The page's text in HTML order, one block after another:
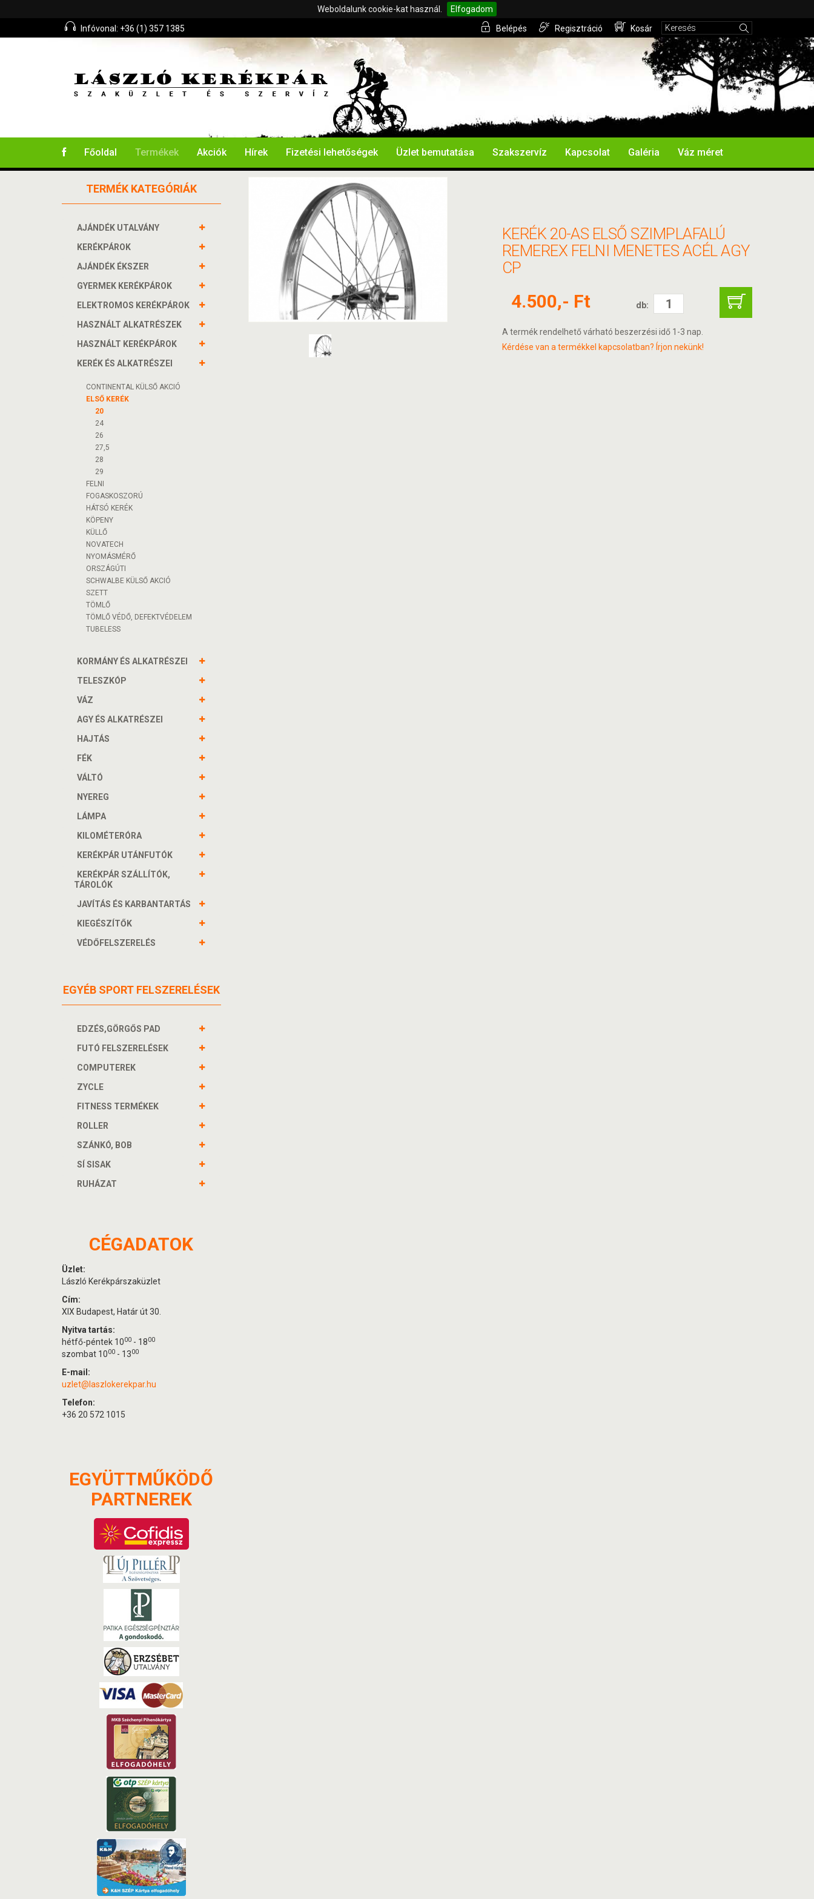
Weboldalunk cookie-kat használ.
Elfogadom
Infóvonal: +36 (1) 357 1385
Belépés Regisztráció Kosár
Főoldal Termékek Akciók Hírek Fizetési lehetőségek Üzlet bemutatása Szakszervíz Kapcsolat Galéria Váz méret
KERÉK 20-AS ELSŐ SZIMPLAFALÚ
REMEREX FELNI MENETES ACÉL AGY
CP
4.500,- Ft db:
A termék rendelhető várható beszerzési idő 1-3 nap.
Kérdése van a termékkel kapcsolatban? Írjon nekünk!
TERMÉK KATEGÓRIÁK
AJÁNDÉK UTALVÁNY
KERÉKPÁROK
AJÁNDÉK ÉKSZER
GYERMEK KERÉKPÁROK
ELEKTROMOS KERÉKPÁROK
HASZNÁLT ALKATRÉSZEK
HASZNÁLT KERÉKPÁROK
KERÉK ÉS ALKATRÉSZEI
CONTINENTAL KÜLSŐ AKCIÓ
ELSŐ KERÉK
20
24
26
27,5
28
29
FELNI
FOGASKOSZORÚ
HÁTSÓ KERÉK
KÖPENY
KÜLLŐ
NOVATECH
NYOMÁSMÉRŐ
ORSZÁGÚTI
SCHWALBE KÜLSŐ AKCIÓ
SZETT
TÖMLŐ
TÖMLŐ VÉDŐ, DEFEKTVÉDELEM
TUBELESS
KORMÁNY ÉS ALKATRÉSZEI
TELESZKÓP
VÁZ
AGY ÉS ALKATRÉSZEI
HAJTÁS
FÉK
VÁLTÓ
NYEREG
LÁMPA
KILOMÉTERÓRA
KERÉKPÁR UTÁNFUTÓK
KERÉKPÁR SZÁLLÍTÓK,
TÁROLÓK
JAVÍTÁS ÉS KARBANTARTÁS
KIEGÉSZÍTŐK
VÉDŐFELSZERELÉS
EGYÉB SPORT FELSZERELÉSEK
EDZÉS,GÖRGŐS PAD
FUTÓ FELSZERELÉSEK
COMPUTEREK
ZYCLE
FITNESS TERMÉKEK
ROLLER
SZÁNKÓ, BOB
SÍ SISAK
RUHÁZAT
CÉGADATOK
Üzlet:
László Kerékpárszaküzlet
Cím:
XIX Budapest, Határ út 30.
Nyitva tartás:
hétfő-péntek 1000 - 1800
szombat 1000 - 1300
E-mail:
uzlet@laszlokerekpar.hu
Telefon:
+36 20 572 1015
EGYÜTTMŰKÖDŐ
PARTNEREK